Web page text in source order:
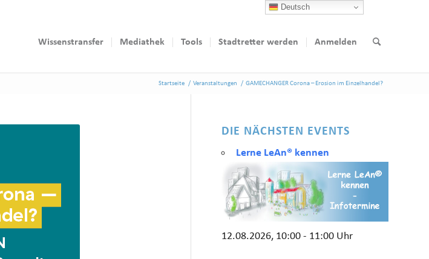
Wissenstransfer Mediathek Tools Stadtretter werden Anmelden
Startseite / Veranstaltungen / GAMECHANGER Corona – Erosion im Einzelhandel?
DIE NÄCHSTEN EVENTS
Lerne LeAn® kennen
12.08.2026, 10:00 - 11:00 Uhr
Deutsch